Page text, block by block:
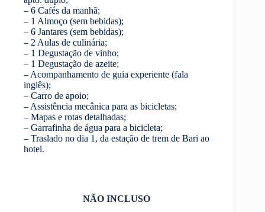
– 6 Cafés da manhã;
– 1 Almoço (sem bebidas);
– 6 Jantares (sem bebidas);
– 2 Aulas de culinária;
– 1 Degustação de vinho;
– 1 Degustação de azeite;
– Acompanhamento de guia experiente (fala
inglês);
– Carro de apoio;
– Assistência mecânica para as bicicletas;
– Mapas e rotas detalhadas;
– Garrafinha de água para a bicicleta;
– Traslado no dia 1, da estação de trem de Bari ao
hotel.
NÃO INCLUSO